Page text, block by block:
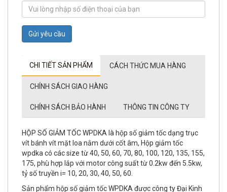
Gửi yêu cầu
CHI TIẾT SẢN PHẨM CÁCH THỨC MUA HÀNG
CHÍNH SÁCH GIAO HÀNG
CHÍNH SÁCH BẢO HÀNH THÔNG TIN CÔNG TY
HỘP SỐ GIẢM TỐC WPDKA là hộp số giảm tốc dạng trục
vít bánh vít mặt loa nằm dưới cốt âm, Hộp giảm tốc
wpdka có các size từ 40, 50, 60, 70, 80, 100, 120, 135, 155,
175, phù hợp lắp với motor công suất từ 0.2kw đến 5.5kw,
tỷ số truyền i= 10, 20, 30, 40, 50, 60.
Sản phẩm hộp số giảm tốc WPDKA được công ty Đại Kinh